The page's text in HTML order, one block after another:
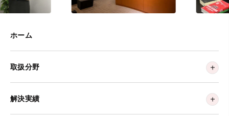
ホーム
取扱分野
解決実績